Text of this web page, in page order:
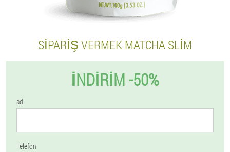
SIPARIŞ VERMEK MATCHA SLIM
İNDIRIM -50%
ad
Telefon